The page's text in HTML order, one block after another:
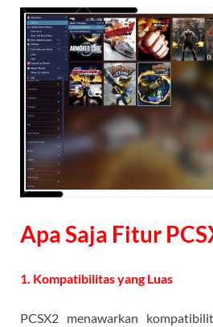
Apa Saja Fitur
1. Kompatibilitas yang Luas
PCSX2 menawarkan